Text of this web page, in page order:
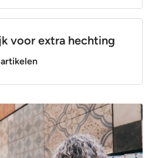
voor extra hechting